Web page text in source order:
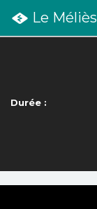
Le Méliès
Durée :